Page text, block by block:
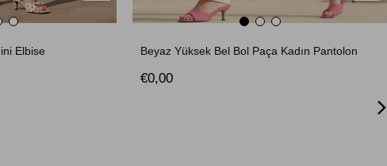
Elbise Beyaz Yüksek Bel Bol Paça Kadın Pantolon
€0,00